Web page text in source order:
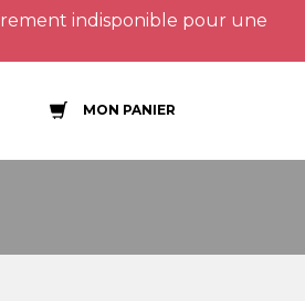
indisponible pour une
MON PANIER